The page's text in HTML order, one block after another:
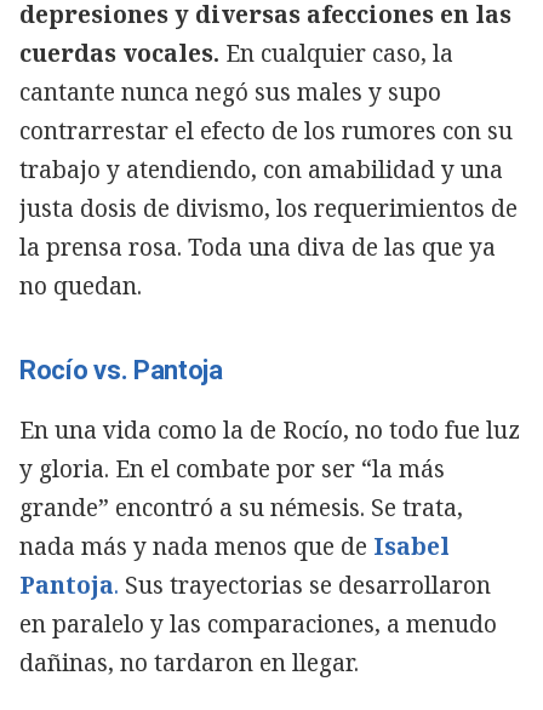
depresiones y diversas afecciones en las
cuerdas vocales. En cualquier caso, la
cantante nunca negó sus males y supo
contrarrestar el efecto de los rumores con su
trabajo y atendiendo, con amabilidad y una
justa dosis de divismo, los requerimientos de
la prensa rosa. Toda una diva de las que ya
no quedan.
Rocío vs. Pantoja
En una vida como la de Rocío, no todo fue luz
y gloria. En el combate por ser “la más
grande” encontró a su némesis. Se trata,
nada más y nada menos que de Isabel
Pantoja. Sus trayectorias se desarrollaron
en paralelo y las comparaciones, a menudo
dañinas, no tardaron en llegar.